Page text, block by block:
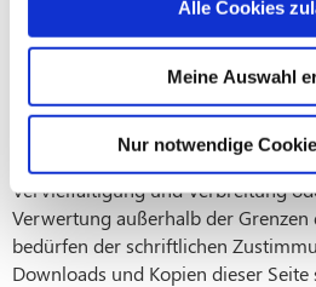
Alle Cookies
Meine Auswahl
Nur notwendige
Urheberrecht
Die Inhalte (Text, Bild, Ton) auf
dem deutschen Urheberrecht. Die
Vervielfältigung und Verbreitung
Verwertung außerhalb der Grenzen
bedürfen der schriftlichen
Downloads und Kopien dieser